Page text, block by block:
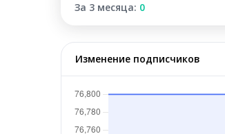
За 3 месяца: 0
Изменение подписчиков